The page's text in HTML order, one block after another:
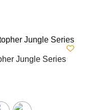
Jungle Series